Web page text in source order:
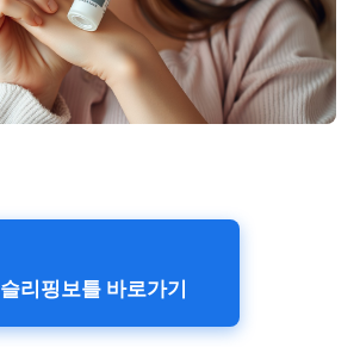
슬리핑보틀 바로가기